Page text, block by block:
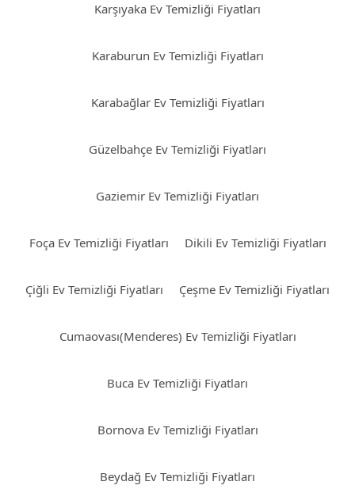
Karşıyaka Ev Temizliği Fiyatları
Karaburun Ev Temizliği Fiyatları
Karabağlar Ev Temizliği Fiyatları
Güzelbahçe Ev Temizliği Fiyatları
Gaziemir Ev Temizliği Fiyatları
Foça Ev Temizliği Fiyatları Dikili Ev Temizliği Fiyatları
Çiğli Ev Temizliği Fiyatları Çeşme Ev Temizliği Fiyatları
Cumaovası(Menderes) Ev Temizliği Fiyatları
Buca Ev Temizliği Fiyatları
Bornova Ev Temizliği Fiyatları
Beydağ Ev Temizliği Fiyatları